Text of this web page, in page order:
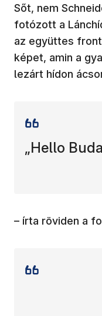
Sőt, nem
fotózott a
az együttes
képet, amin a
lezárt hídon
„Hello
– írta röviden a